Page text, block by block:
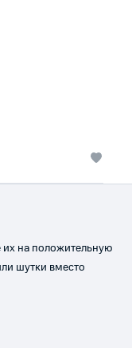
их на положительную
шутки вместо